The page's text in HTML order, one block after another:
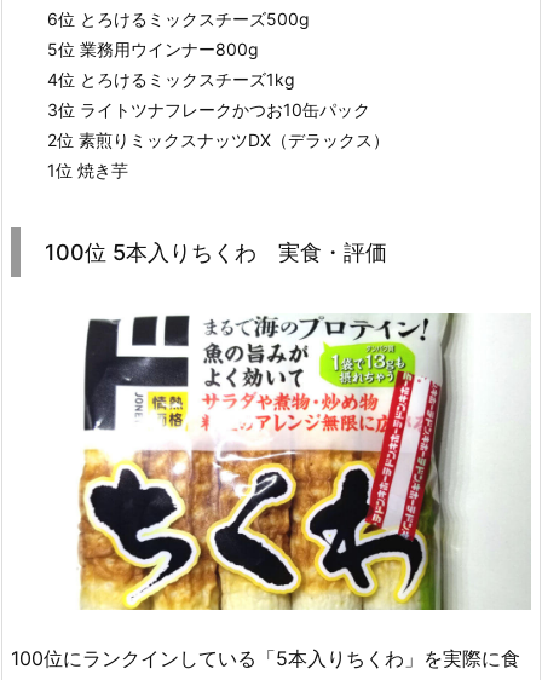
6位 とろけるミックスチーズ500g
5位 業務用ウインナー800g
4位 とろけるミックスチーズ1kg
3位 ライトツナフレークかつお10缶パック
2位 素煎りミックスナッツDX（デラックス）
1位 焼き芋
100位 5本入りちくわ 実食・評価
100位にランクインしている「5本入りちくわ」を実際に食